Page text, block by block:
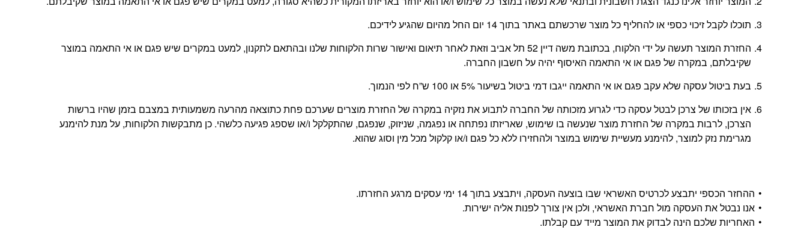
תוכלו לקבל זיכוי כספי או להחליף כל מוצר שרכשתם באתר בתוך 14 יום החל מהיום שהגיע לידיכם.
החזרת המוצר תעשה על ידי הלקוח, בכתובת משה דיין 52 תל אביב וזאת לאחר תיאום ואישור שרות הלקוחות שלנו ובהתאם לתקנון, למעט במקרים שיש פגם או אי התאמה במוצר
שקיבלתם, במקרה של פגם או אי התאמה האיסוף יהיה על חשבון החברה.
בעת ביטול עסקה שלא עקב פגם או אי התאמה ייגבו דמי ביטול בשיעור 5% או 100 ש”ח לפי הנמוך.
אין בזכותו של צרכן לבטל עסקה כדי לגרוע מזכותה של החברה לתבוע את נזקיה במקרה של החזרת מוצרים שערכם פחת כתוצאה מהרעה משמעותית במצבם בזמן שהיו ברשות
הצרכן, לרבות במקרה של החזרת מוצר שנעשה בו שימוש, שאריזתו נפתחה או נפגמה, שניזוק, שנפגם, שהתקלקל ו/או שספג פגיעה כלשהי. כן מתבקשות הלקוחות, על מנת להימנע
מגרימת נזק למוצר, להימנע מעשיית שימוש במוצר ולהחזירו ללא כל פגם ו/או קלקול מכל מין וסוג שהוא.
ההחזר הכספי יתבצע לכרטיס האשראי שבו בוצעה העסקה, ויתבצע בתוך 14 ימי עסקים מרגע החזרתו.
אנו נבטל את העסקה מול חברת האשראי, ולכן אין צורך לפנות אליה ישירות.
האחריות שלכם הינה לבדוק את המוצר מייד עם קבלתו.